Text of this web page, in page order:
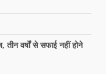
वर्षों से सफाई नहीं होने